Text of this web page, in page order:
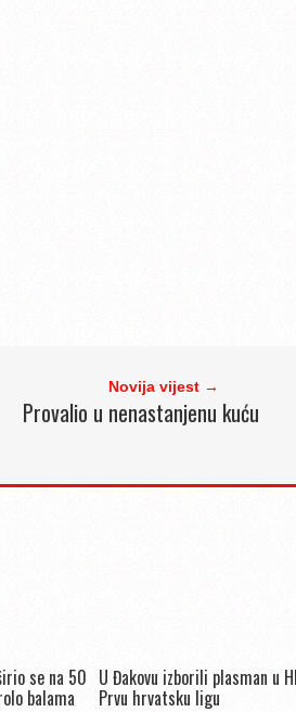
Novija vijest →
Provalio u nenastanjenu kuću
se na 50
balama
U Đakovu izborili plasman u
Prvu hrvatsku ligu